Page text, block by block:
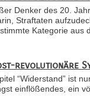
Denker des 20.
Straftaten
Kategorie aus
revolutionäre
“Widerstand” ist
einflößendes, ein